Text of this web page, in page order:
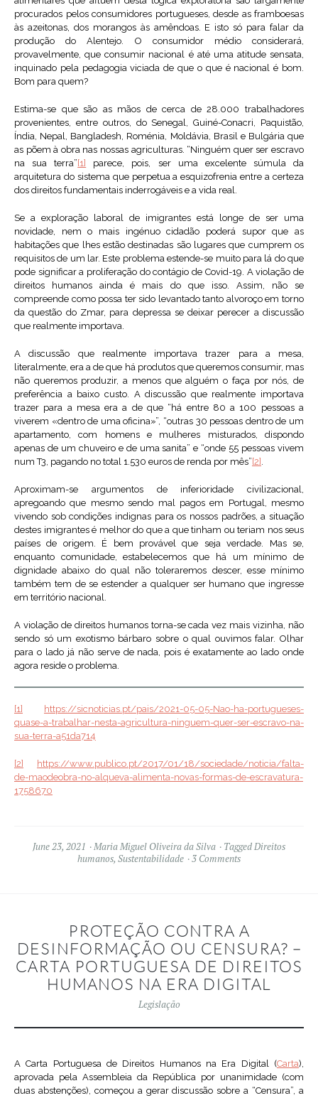
procurados pelos consumidores portugueses, desde as framboesas
às azeitonas, dos morangos às amêndoas. E isto só para falar da
produção do Alentejo. O consumidor médio considerará,
provavelmente, que consumir nacional é até uma atitude sensata,
inquinado pela pedagogia viciada de que o que é nacional é bom.
Bom para quem?
Estima-se que são as mãos de cerca de 28.000 trabalhadores
provenientes, entre outros, do Senegal, Guiné-Conacri, Paquistão,
Índia, Nepal, Bangladesh, Roménia, Moldávia, Brasil e Bulgária que
as põem à obra nas nossas agriculturas. “Ninguém quer ser escravo
na sua terra” [1]
parece, pois, ser uma excelente súmula da
arquitetura do sistema que perpetua a esquizofrenia entre a certeza
dos direitos fundamentais inderrogáveis e a vida real.
Se a exploração laboral de imigrantes está longe de ser uma
novidade, nem o mais ingénuo cidadão poderá supor que as
habitações que lhes estão destinadas são lugares que cumprem os
requisitos de um lar. Este problema estende-se muito para lá do que
pode significar a proliferação do contágio de Covid-19. A violação de
direitos humanos ainda é mais do que isso. Assim, não se
compreende como possa ter sido levantado tanto alvoroço em torno
da questão do Zmar, para depressa se deixar perecer a discussão
que realmente importava.
A discussão que realmente importava trazer para a mesa,
literalmente, era a de que há produtos que queremos consumir, mas
não queremos produzir, a menos que alguém o faça por nós, de
preferência a baixo custo. A discussão que realmente importava
trazer para a mesa era a de que “há entre 80 a 100 pessoas a
viverem «dentro de uma oficina»”, “outras 30 pessoas dentro de um
apartamento, com homens e mulheres misturados, dispondo
apenas de um chuveiro e de uma sanita” e “onde 55 pessoas vivem
num T3, pagando no total 1.530 euros de renda por mês” [2] .
Aproximam-se argumentos de inferioridade civilizacional,
apregoando que mesmo sendo mal pagos em Portugal, mesmo
vivendo sob condições indignas para os nossos padrões, a situação
destes imigrantes é melhor do que a que tinham ou teriam nos seus
países de origem. É bem provável que seja verdade. Mas se,
enquanto comunidade, estabelecemos que há um mínimo de
dignidade abaixo do qual não toleraremos descer, esse mínimo
também tem de se estender a qualquer ser humano que ingresse
em território nacional.
A violação de direitos humanos torna-se cada vez mais vizinha, não
sendo só um exotismo bárbaro sobre o qual ouvimos falar. Olhar
para o lado já não serve de nada, pois é exatamente ao lado onde
agora reside o problema.
[1]
https://sicnoticias.pt/pais/2021-05-05-Nao-ha-portugueses-
quase-a-trabalhar-nesta-agricultura-ninguem-quer-ser-escravo-na-
sua-terra-a51da714
[2]
https://www.publico.pt/2017/01/18/sociedade/noticia/falta-
de-maodeobra-no-alqueva-alimenta-novas-formas-de-escravatura-
1758670
June 23, 2021 Maria Miguel Oliveira da Silva TaggedDireitos
humanos, Sustentabilidade 3 Comments
PROTEÇÃO CONTRA A
DESINFORMAÇÃO OU CENSURA? –
CARTA PORTUGUESA DE DIREITOS
HUMANOS NA ERA DIGITAL
Legislação
A Carta Portuguesa de Direitos Humanos na Era Digital (Carta),
aprovada pela Assembleia da República por unanimidade (com
duas abstenções), começou a gerar discussão sobre a “Censura”, a